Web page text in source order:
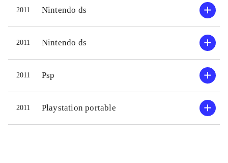
2011 Nintendo ds
2011 Nintendo ds
2011 Psp
2011 Playstation portable